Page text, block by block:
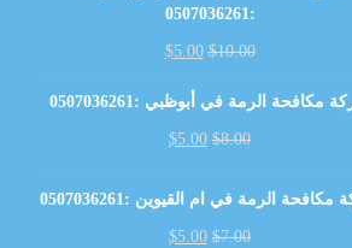
:0507036261
$10.00
$5.00
مكافحة الرمة في أبوظبي :0507036261
$8.00
$5.00
الرمة في ام القيوين :0507036261
$7.00
$5.00